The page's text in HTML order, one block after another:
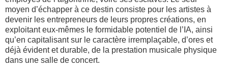
moyen d’échapper à ce destin consiste pour les artistes à
devenir les entrepreneurs de leurs propres créations, en
exploitant eux-mêmes le formidable potentiel de l’IA, ainsi
qu’en capitalisant sur le caractère irremplaçable, d’ores et
déjà évident et durable, de la prestation musicale physique
dans une salle de concert.